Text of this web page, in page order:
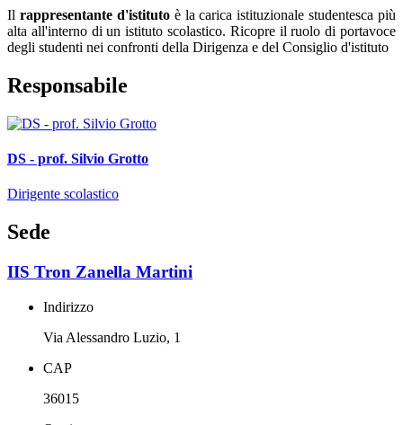
Il rappresentante d'istitutoè la carica istituzionale studentesca più
alta all'interno di un istituto scolastico. Ricopre il ruolo di portavoce
degli studenti nei confronti della Dirigenza e del Consiglio d'istituto
Responsabile
DS - prof. Silvio Grotto
Dirigente scolastico
Sede
IIS Tron Zanella Martini
Indirizzo
Via Alessandro Luzio, 1
CAP
36015